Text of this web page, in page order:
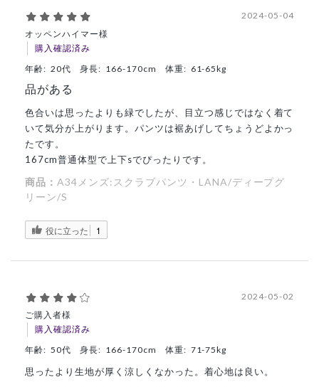
オッペンハイマー様
購入確認済み
2024-05-04
年齢: 20代 身長: 166-170cm 体重: 61-65kg
品がある
色合いは思ったよりも緑でしたが、目立つ感じではなく着て
いて気分が上がります。パンツは裾あげしてちょうどよかっ
たです。
167cm普通体型で上下sでぴったりです。
商品： A34メンズ:スクラブパンツ・LANA/ディープグ
リーン/S
役に立った 1
ご購入者様
購入確認済み
2024-05-02
年齢: 50代 身長: 166-170cm 体重: 71-75kg
思ったより生地が厚く涼しくなかった。着心地は良い。